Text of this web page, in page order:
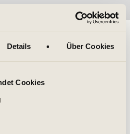
Details Über Cookies
Cookies